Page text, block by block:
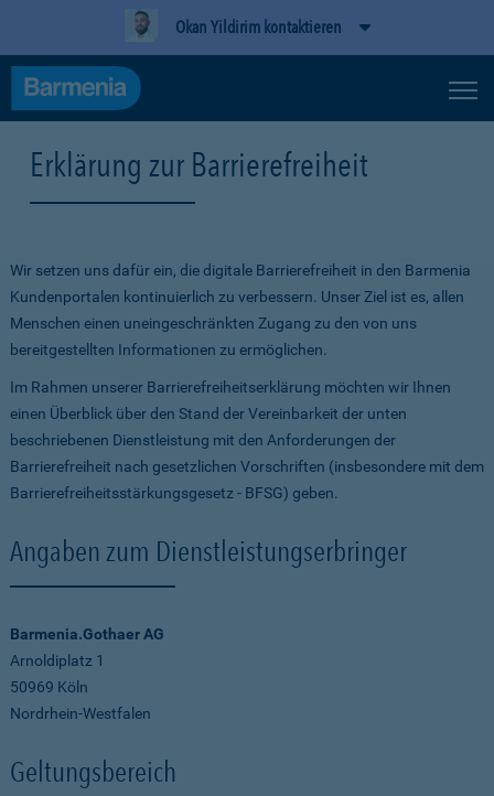
Okan Yildirim kontaktieren
Erklärung zur Barrierefreiheit
Wir setzen uns dafür ein, die digitale Barrierefreiheit in den Barmenia
Kundenportalen kontinuierlich zu verbessern. Unser Ziel ist es, allen
Menschen einen uneingeschränkten Zugang zu den von uns
bereitgestellten Informationen zu ermöglichen.
Im Rahmen unserer Barrierefreiheitserklärung möchten wir Ihnen
einen Überblick über den Stand der Vereinbarkeit der unten
beschriebenen Dienstleistung mit den Anforderungen der
Barrierefreiheit nach gesetzlichen Vorschriften (insbesondere mit dem
Barrierefreiheitsstärkungsgesetz - BFSG) geben.
Angaben zum Dienstleistungserbringer
Barmenia.Gothaer AG
Arnoldiplatz 1
50969 Köln
Nordrhein-Westfalen
Geltungsbereich